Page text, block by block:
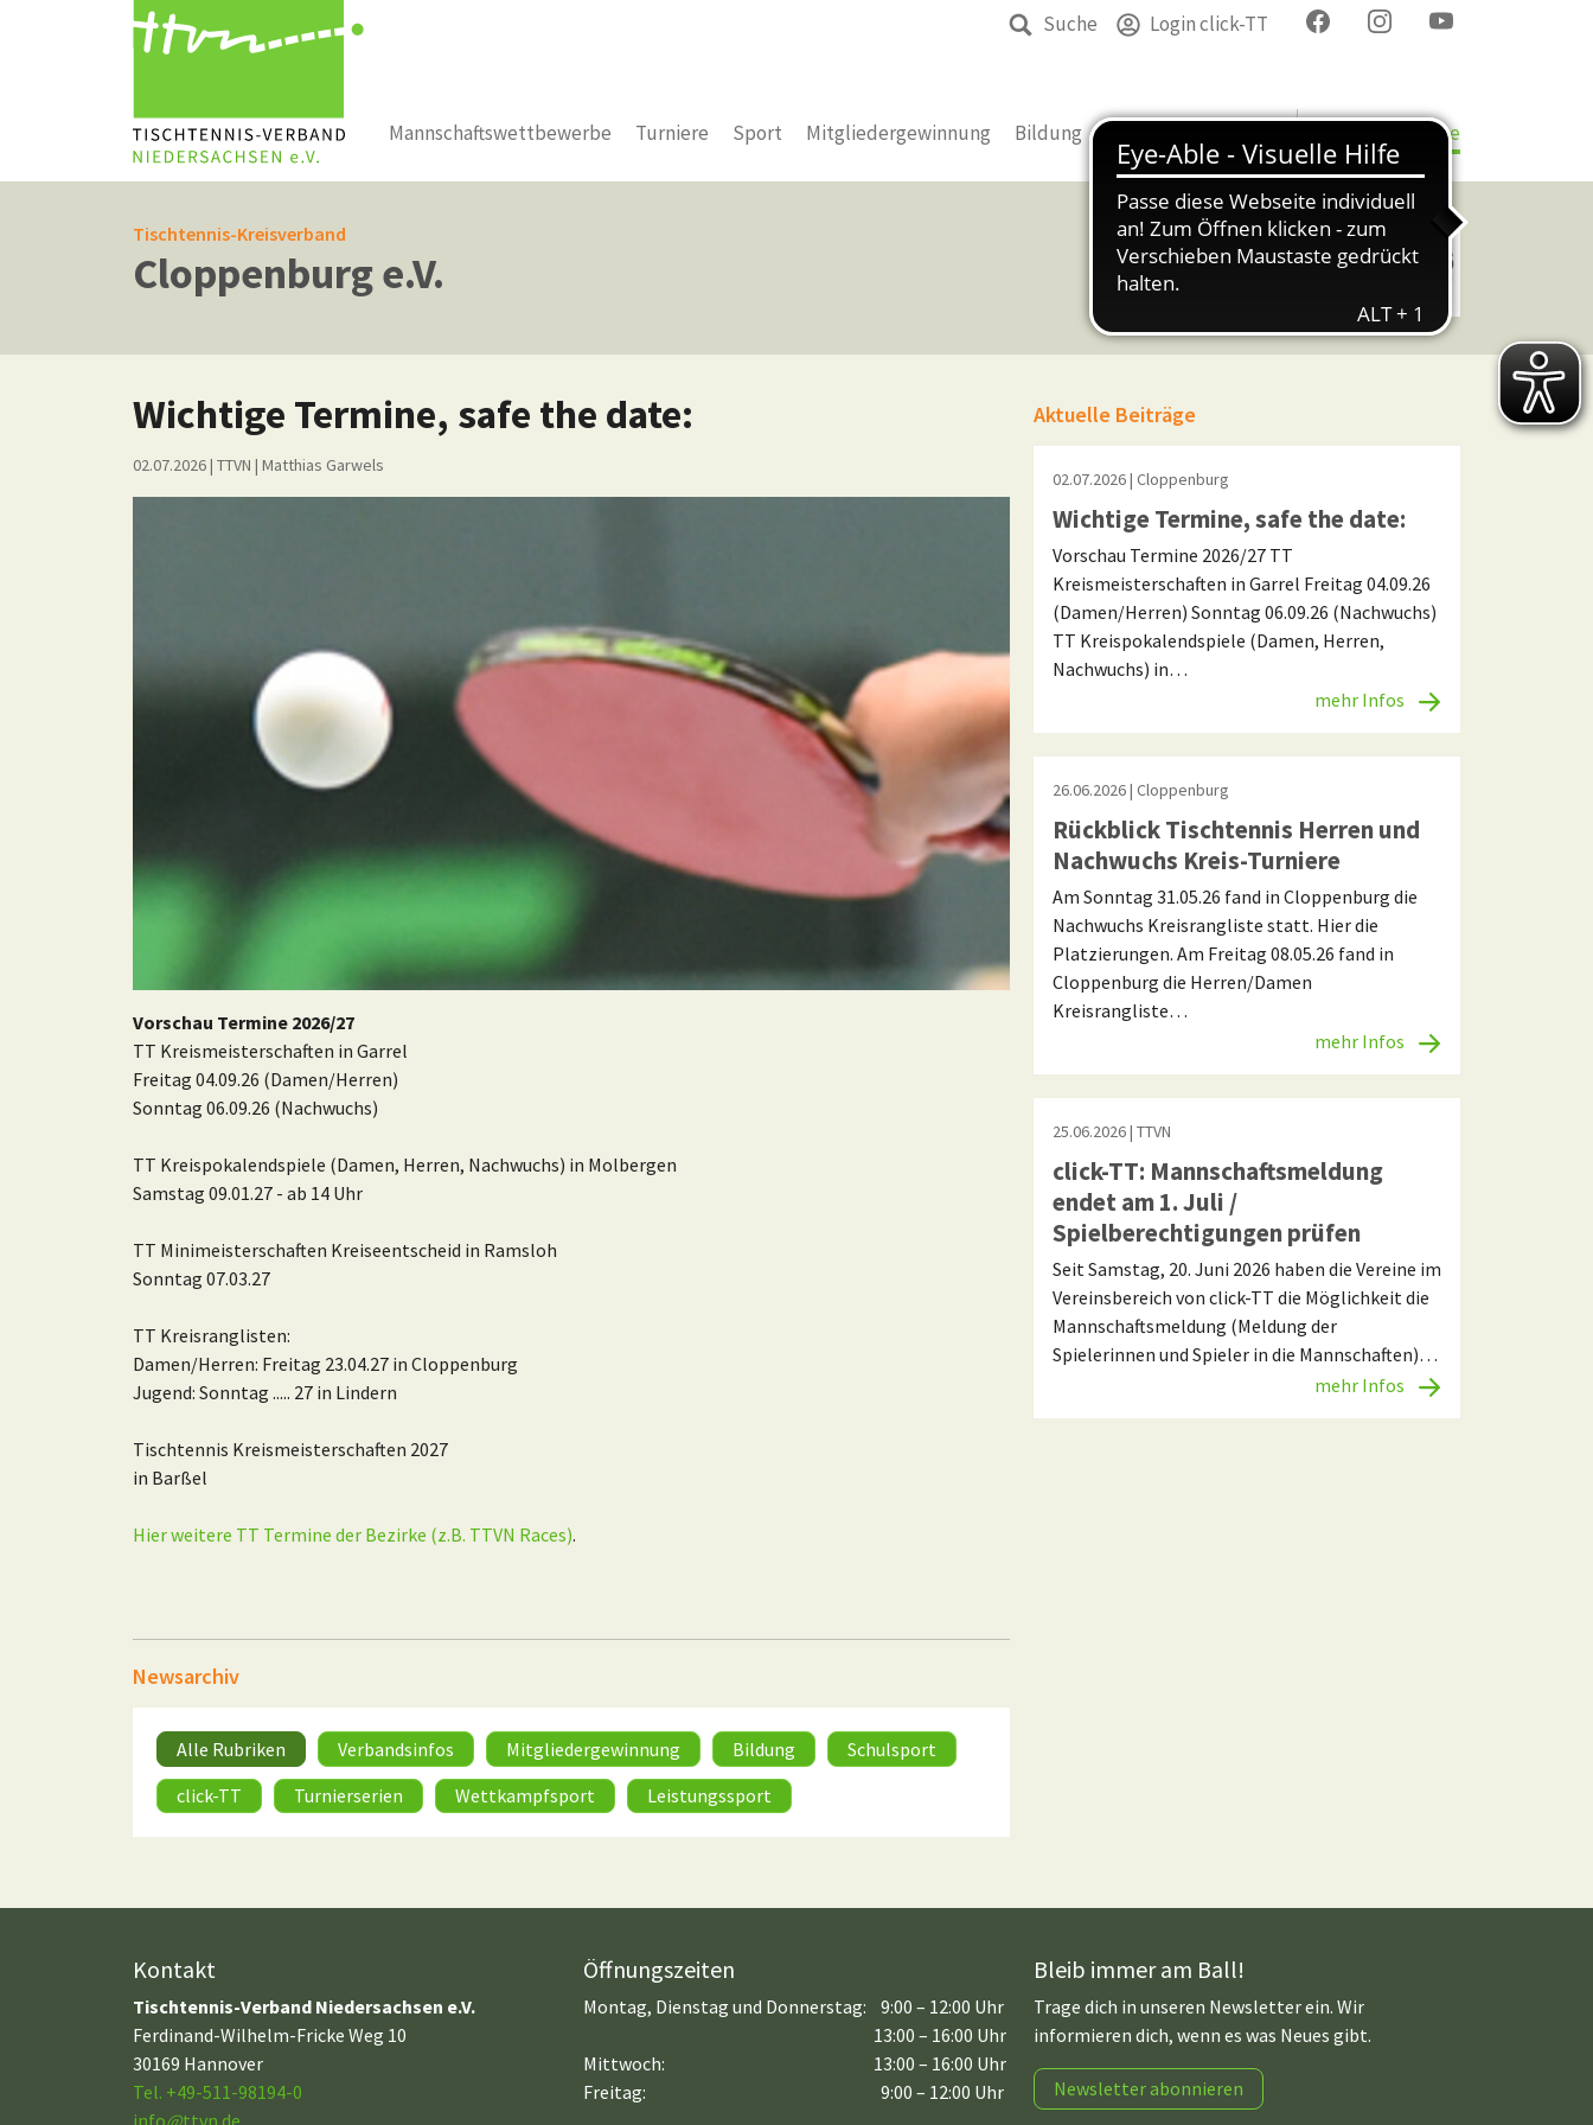
Suche Login click-TT
Mannschaftswettbewerbe Turniere Sport Mitgliedergewinnung Bildung Bezirke & Kreise
Tischtennis-Kreisverband
Cloppenburg e.V.
Wichtige Termine, safe the date:
02.07.2026| TTVN | Matthias Garwels
Vorschau Termine 2026/27
TT Kreismeisterschaften in Garrel
Freitag 04.09.26 (Damen/Herren)
Sonntag 06.09.26 (Nachwuchs)
TT Kreispokalendspiele (Damen, Herren, Nachwuchs) in Molbergen
Samstag 09.01.27 - ab 14 Uhr
TT Minimeisterschaften Kreiseentscheid in Ramsloh
Sonntag 07.03.27
TT Kreisranglisten:
Damen/Herren: Freitag 23.04.27 in Cloppenburg
Jugend: Sonntag ..... 27 in Lindern
Tischtennis Kreismeisterschaften 2027
in Barßel
Hier weitere TT Termine der Bezirke (z.B. TTVN Races).
Aktuelle Beiträge
02.07.2026| Cloppenburg
Wichtige Termine, safe the date:
Vorschau Termine 2026/27 TT
Kreismeisterschaften in Garrel Freitag 04.09.26
(Damen/Herren) Sonntag 06.09.26 (Nachwuchs)
TT Kreispokalendspiele (Damen, Herren,
Nachwuchs) in…
mehr Infos
26.06.2026| Cloppenburg
Rückblick Tischtennis Herren und
Nachwuchs Kreis-Turniere
Am Sonntag 31.05.26 fand in Cloppenburg die
Nachwuchs Kreisrangliste statt. Hier die
Platzierungen. Am Freitag 08.05.26 fand in
Cloppenburg die Herren/Damen
Kreisrangliste…
mehr Infos
25.06.2026| TTVN
click-TT: Mannschaftsmeldung
endet am 1. Juli /
Spielberechtigungen prüfen
Seit Samstag, 20. Juni 2026 haben die Vereine im
Vereinsbereich von click-TT die Möglichkeit die
Mannschaftsmeldung (Meldung der
Spielerinnen und Spieler in die Mannschaften)…
mehr Infos
Newsarchiv
Alle Rubriken Verbandsinfos Mitgliedergewinnung Bildung
Schulsport
click-TT
Turnierserien Wettkampfsport Leistungssport
Kontakt
Tischtennis-Verband Niedersachsen e.V.
Ferdinand-Wilhelm-Fricke Weg 10
30169 Hannover
Tel. +49-511-98194-0
info@ttvn.de
Öffnungszeiten
Montag, Dienstag und Donnerstag:
9:00 – 12:00 Uhr
13:00 – 16:00 Uhr
Mittwoch:
Freitag:
13:00 – 16:00 Uhr
9:00 – 12:00 Uhr
Bleib immer am Ball!
Trage dich in unseren Newsletter ein. Wir
informieren dich, wenn es was Neues gibt.
Newsletter abonnieren